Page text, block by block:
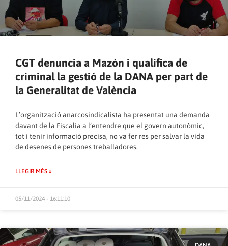
CGT denuncia a Mazón i qualifica de
criminal la gestió de la DANA per part de
la Generalitat de València
L’organització anarcosindicalista ha presentat una demanda
davant de la Fiscalia a l’entendre que el govern autonòmic,
tot i tenir informació precisa, no va fer res per salvar la vida
de desenes de persones treballadores.
LLEGIR MÉS »
05/11/2024 - 16:11:10